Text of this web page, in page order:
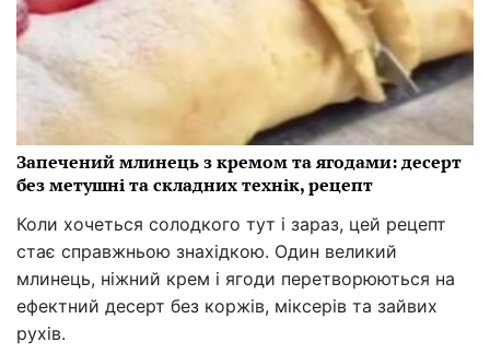
Запечений млинець з кремом та ягодами: десерт
без метушні та складних технік, рецепт
Коли хочеться солодкого тут і зараз, цей рецепт
стає справжньою знахідкою. Один великий
млинець, ніжний крем і ягоди перетворюються на
ефектний десерт без коржів, міксерів та зайвих
рухів.